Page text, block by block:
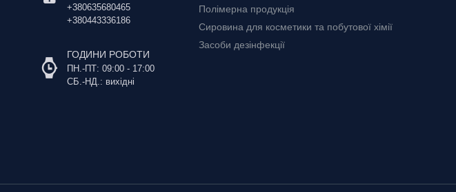
+380635680465
+380443336186
ГОДИНИ РОБОТИ
ПН.-ПТ: 09:00 - 17:00
СБ.-НД.: вихідні
Полімерна продукція
Сировина для косметики та побутової хімії
Засоби дезінфекції